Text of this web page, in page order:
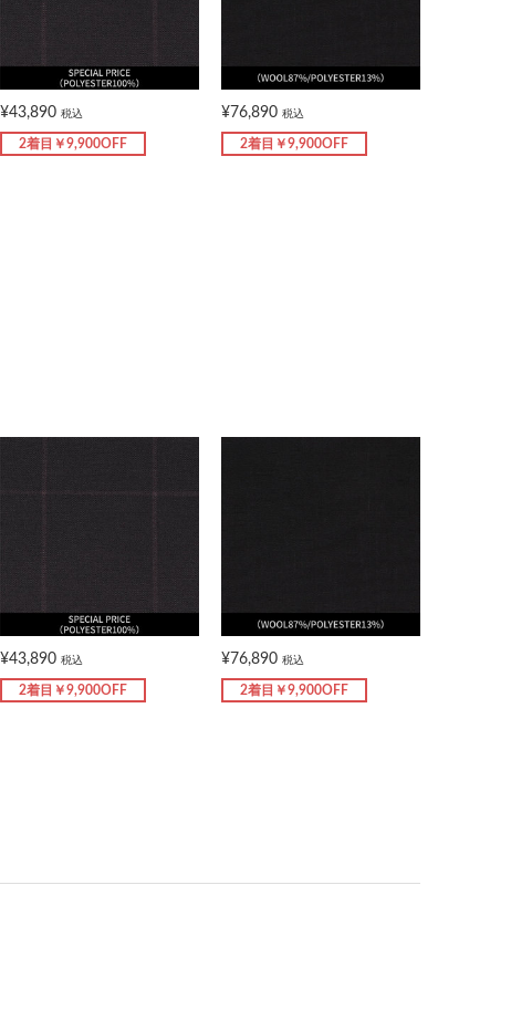
¥43,890 税込
2着目￥9,900OFF
¥76,890 税込
2着目￥9,900OFF
¥43,890 税込
2着目￥9,900OFF
¥76,890 税込
2着目￥9,900OFF